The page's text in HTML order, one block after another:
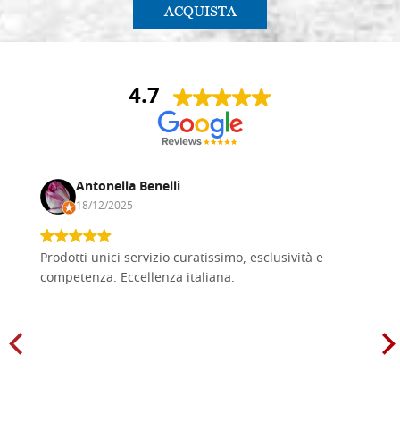
ACQUISTA
4.7
Antonella Benelli
18/12/2025
Prodotti unici servizio curatissimo, esclusività e
competenza. Eccellenza italiana.